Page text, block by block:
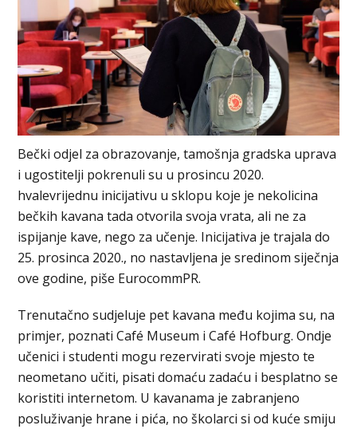
Bečki odjel za obrazovanje, tamošnja gradska uprava
i ugostitelji pokrenuli su u prosincu 2020.
hvalevrijednu inicijativu u sklopu koje je nekolicina
bečkih kavana tada otvorila svoja vrata, ali ne za
ispijanje kave, nego za učenje. Inicijativa je trajala do
25. prosinca 2020., no nastavljena je sredinom siječnja
ove godine, piše EurocommPR.
Trenutačno sudjeluje pet kavana među kojima su, na
primjer, poznati Café Museum i Café Hofburg. Ondje
učenici i studenti mogu rezervirati svoje mjesto te
neometano učiti, pisati domaću zadaću i besplatno se
koristiti internetom. U kavanama je zabranjeno
posluživanje hrane i pića, no školarci si od kuće smiju